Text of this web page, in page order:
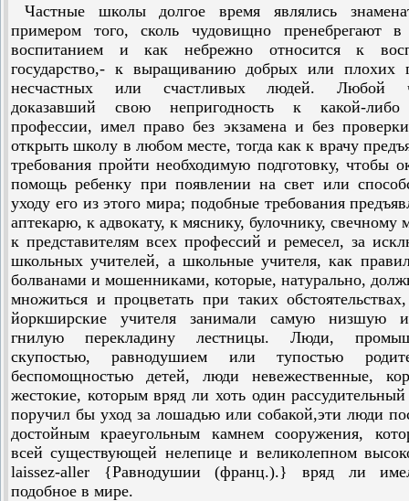
Частные школы долгое время являлись
примером того, сколь чудовищно пренебрегают
воспитанием и как небрежно относится к
государство,- к выращиванию добрых или плохих
несчастных или счастливых людей. Любой
доказавший свою непригодность к какой-либо
профессии, имел право без экзамена и без
открыть школу в любом месте, тогда как к врачу
требования пройти необходимую подготовку, чтобы
помощь ребенку при появлении на свет или
уходу его из этого мира; подобные требования
аптекарю, к адвокату, к мяснику, булочнику, свечному
к представителям всех профессий и ремесел, за
школьных учителей, а школьные учителя, как
болванами и мошенниками, которые, натурально,
множиться и процветать при таких
йоркширские учителя занимали самую низшую
гнилую перекладину лестницы. Люди,
скупостью, равнодушием или тупостью
беспомощностью детей, люди невежественные,
жестокие, которым вряд ли хоть один рассудительный
поручил бы уход за лошадью или собакой,эти люди
достойным краеугольным камнем сооружения,
всей существующей нелепице и великолепном
laissez-aller {Равнодушии (франц.).} вряд ли
подобное в мире.